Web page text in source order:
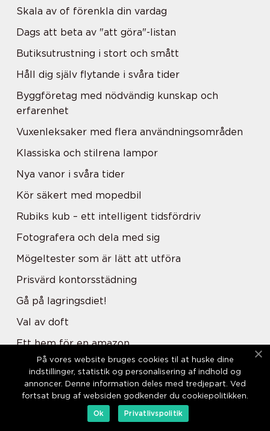
Skala av of förenkla din vardag
Dags att beta av "att göra"-listan
Butiksutrustning i stort och smått
Håll dig själv flytande i svåra tider
Byggföretag med nödvändig kunskap och
erfarenhet
Vuxenleksaker med flera användningsområden
Klassiska och stilrena lampor
Nya vanor i svåra tider
Kör säkert med mopedbil
Rubiks kub – ett intelligent tidsfördriv
Fotografera och dela med sig
Mögeltester som är lätt att utföra
Prisvärd kontorsstädning
Gå på lagringsdiet!
Val av doft
Ett hem för en amazon
Sängen som är ett kontor
Just den summa som fattas
Altanen ger dig ett extra rum
På vores website bruges cookies til at huske dine
indstillinger, statistik og personalisering af indhold og
annoncer. Denne information deles med tredjepart. Ved
fortsat brug af websiden godkender du cookiepolitikken.
Ok
Privatlivspolitik